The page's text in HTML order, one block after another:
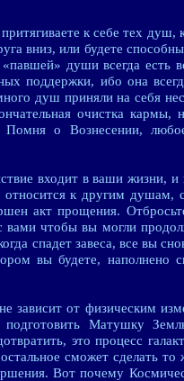
к себе тех душ,
вниз, или будете
души всегда есть
поддержки, ибо она
душ приняли на себя
очистка кармы,
о Вознесении,
входит в ваши жизни,
относится к другим
акт прощения.
вами чтобы вы могли
спадет завеса, все вы
вы будете, наполнено
зависит от физическим
Матушку
это процесс
сможет сделать
Вот почему